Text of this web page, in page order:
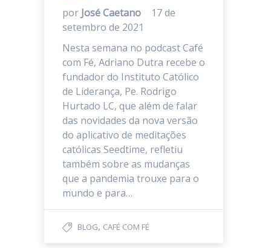
por José Caetano
17 de
setembro de 2021
Nesta semana no podcast Café
com Fé, Adriano Dutra recebe o
fundador do Instituto Católico
de Liderança, Pe. Rodrigo
Hurtado LC, que além de falar
das novidades da nova versão
do aplicativo de meditações
católicas Seedtime, refletiu
também sobre as mudanças
que a pandemia trouxe para o
mundo e para…
BLOG, CAFÉ COM FÉ